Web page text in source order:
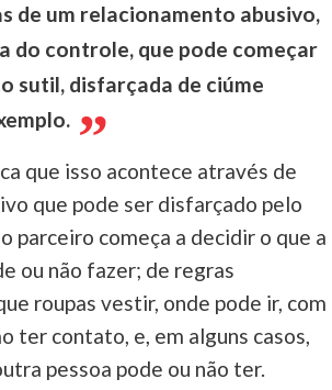
de um relacionamento abusivo,
do controle, que pode começar
sutil, disfarçada de ciúme
que isso acontece através de
que pode ser disfarçado pelo
parceiro começa a decidir o que a
ou não fazer; de regras
roupas vestir, onde pode ir, com
ter contato, e, em alguns casos,
pessoa pode ou não ter.